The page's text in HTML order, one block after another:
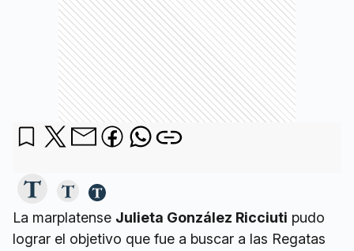
La marplatense Julieta González Ricciuti pudo
lograr el objetivo que fue a buscar a las Regatas